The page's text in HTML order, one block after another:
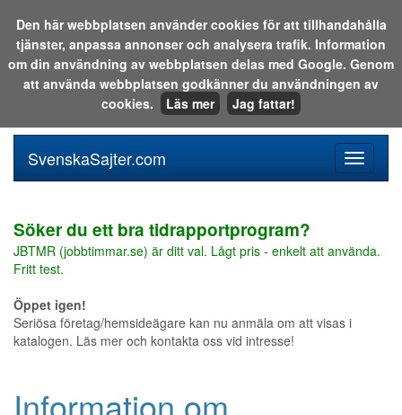
Sök i katalogen eller på webben:
meny
SvenskaSajter.com
Söker du ett bra tidrapportprogram?
JBTMR (jobbtimmar.se) är ditt val. Lågt pris - enkelt att använda.
Fritt test.
Öppet igen!
Seriösa företag/hemsideägare kan nu anmäla om att visas i
katalogen. Läs mer och kontakta oss vid intresse!
Den här webbplatsen använder cookies för att tillhandahålla
tjänster, anpassa annonser och analysera trafik. Information
om din användning av webbplatsen delas med Google. Genom
att använda webbplatsen godkänner du användningen av
cookies.
Läs mer Jag fattar!